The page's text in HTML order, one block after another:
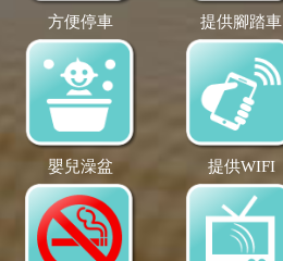
方便停車 提供腳踏車
嬰兒澡盆 提供WIFI